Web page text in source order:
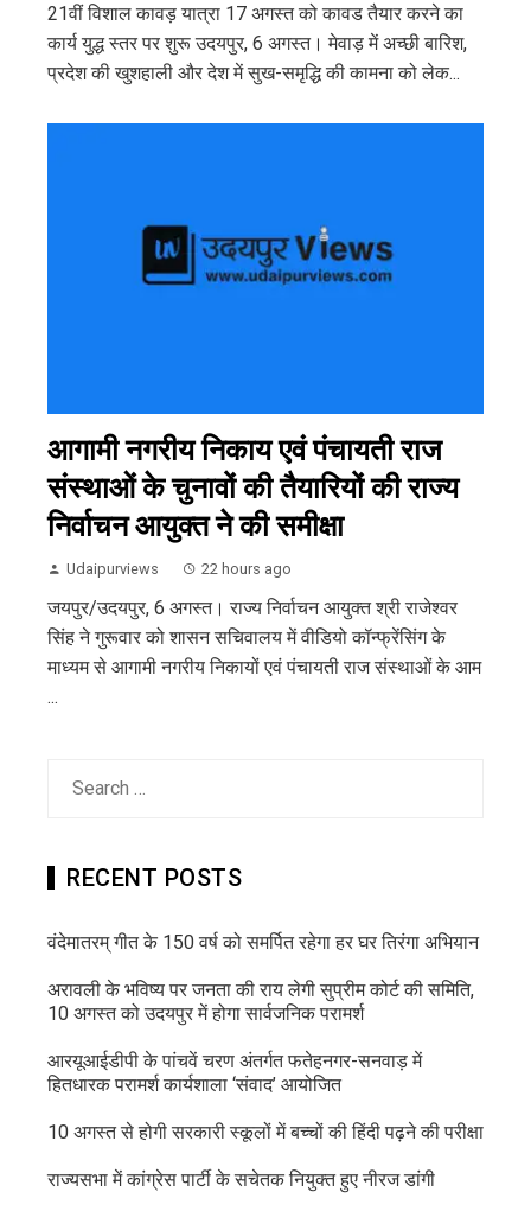
21वीं विशाल कावड़ यात्रा 17 अगस्त को कावड तैयार करने का
कार्य युद्ध स्तर पर शुरू उदयपुर, 6 अगस्त। मेवाड़ में अच्छी बारिश,
प्रदेश की खुशहाली और देश में सुख-समृद्धि की कामना को लेक...
आगामी नगरीय निकाय एवं पंचायती राज
संस्थाओं के चुनावों की तैयारियों की राज्य
निर्वाचन आयुक्त ने की समीक्षा
Udaipurviews 22 hours ago
जयपुर/उदयपुर, 6 अगस्त। राज्य निर्वाचन आयुक्त श्री राजेश्वर
सिंह ने गुरूवार को शासन सचिवालय में वीडियो कॉन्फ्रेंसिंग के
माध्यम से आगामी नगरीय निकायों एवं पंचायती राज संस्थाओं के आम
...
RECENT POSTS
वंदेमातरम् गीत के 150 वर्ष को समर्पित रहेगा हर घर तिरंगा अभियान
अरावली के भविष्य पर जनता की राय लेगी सुप्रीम कोर्ट की समिति,
10 अगस्त को उदयपुर में होगा सार्वजनिक परामर्श
आरयूआईडीपी के पांचवें चरण अंतर्गत फतेहनगर-सनवाड़ में
हितधारक परामर्श कार्यशाला ‘संवाद’ आयोजित
10 अगस्त से होगी सरकारी स्कूलों में बच्चों की हिंदी पढ़ने की परीक्षा
राज्यसभा में कांग्रेस पार्टी के सचेतक नियुक्त हुए नीरज डांगी